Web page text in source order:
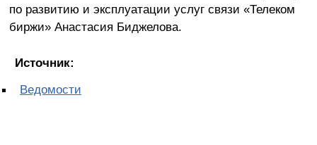
по развитию и эксплуатации услуг связи «Телеком
биржи» Анастасия Биджелова.
Источник:
Ведомости